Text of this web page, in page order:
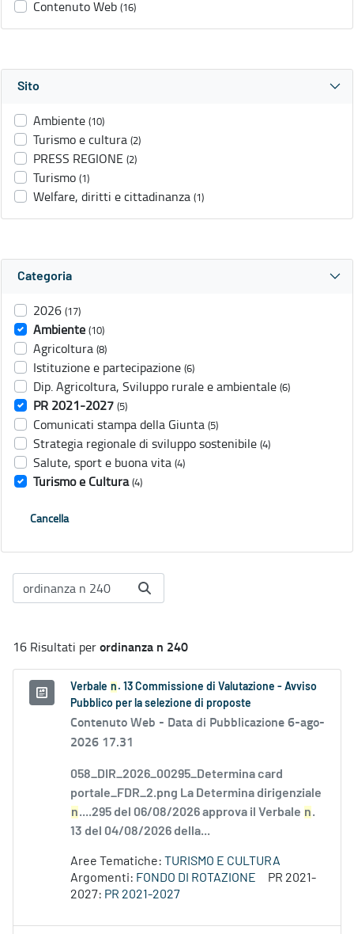
Contenuto Web (16)
Sito
Ambiente (10)
Turismo e cultura (2)
PRESS REGIONE (2)
Turismo (1)
Welfare, diritti e cittadinanza (1)
Categoria
2026 (17)
Ambiente (10)
Agricoltura (8)
Istituzione e partecipazione (6)
Dip. Agricoltura, Sviluppo rurale e ambientale (6)
PR 2021-2027 (5)
Comunicati stampa della Giunta (5)
Strategia regionale di sviluppo sostenibile (4)
Salute, sport e buona vita (4)
Turismo e Cultura (4)
Cancella
16 Risultati perordinanza n 240
Verbale n . 13 Commissione di Valutazione - Avviso
Pubblico per la selezione di proposte
Contenuto Web - Data di Pubblicazione 6-ago-
2026 17.31
058_DIR_2026_00295_Determina card
portale_FDR_2.png La Determina dirigenziale
n....295 del 06/08/2026 approva il Verbale n.
13 del 04/08/2026 della...
Aree Tematiche: TURISMO E CULTURA
Argomenti: FONDO DI ROTAZIONE
PR 2021-
2027: PR 2021-2027